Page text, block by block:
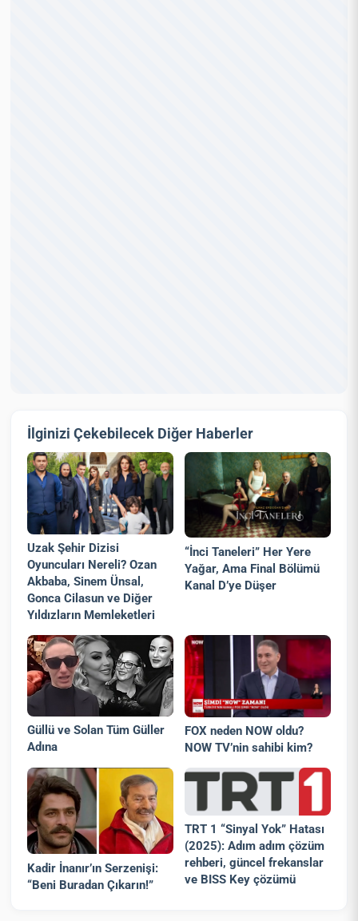
İlginizi Çekebilecek Diğer Haberler
Uzak Şehir Dizisi
Oyuncuları Nereli? Ozan
Akbaba, Sinem Ünsal,
Gonca Cilasun ve Diğer
Yıldızların Memleketleri
“İnci Taneleri” Her Yere
Yağar, Ama Final Bölümü
Kanal D’ye Düşer
Güllü ve Solan Tüm Güller
Adına
FOX neden NOW oldu?
NOW TV’nin sahibi kim?
Kadir İnanır’ın Serzenişi:
“Beni Buradan Çıkarın!”
TRT 1 “Sinyal Yok” Hatası
(2025): Adım adım çözüm
rehberi, güncel frekanslar
ve BISS Key çözümü